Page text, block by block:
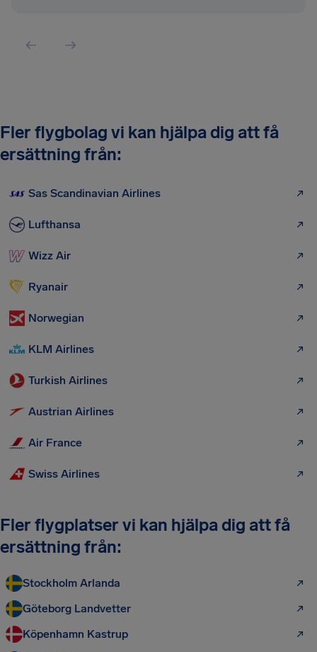
Fler flygbolag vi kan hjälpa dig att få
ersättning från:
Sas Scandinavian Airlines
Lufthansa
Wizz Air
Ryanair
Norwegian
KLM Airlines
Turkish Airlines
Austrian Airlines
Air France
Swiss Airlines
Fler flygplatser vi kan hjälpa dig att få
ersättning från:
Stockholm Arlanda
Göteborg Landvetter
Köpenhamn Kastrup